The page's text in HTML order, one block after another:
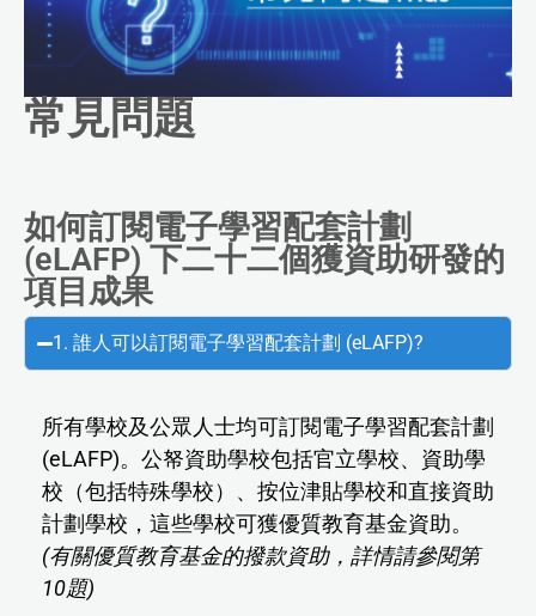
常見問題
如何訂閱電子學習配套計劃
(eLAFP) 下二十二個獲資助研發的
項目成果
1. 誰人可以訂閱電子學習配套計劃 (eLAFP)?
所有學校及公眾人士均可訂閱電子學習配套計劃
(eLAFP)。公帑資助學校包括官立學校、資助學
校（包括特殊學校）、按位津貼學校和直接資助
計劃學校，這些學校可獲優質教育基金資助。
(有關優質教育基金的撥款資助，詳情請參閱第
10題)